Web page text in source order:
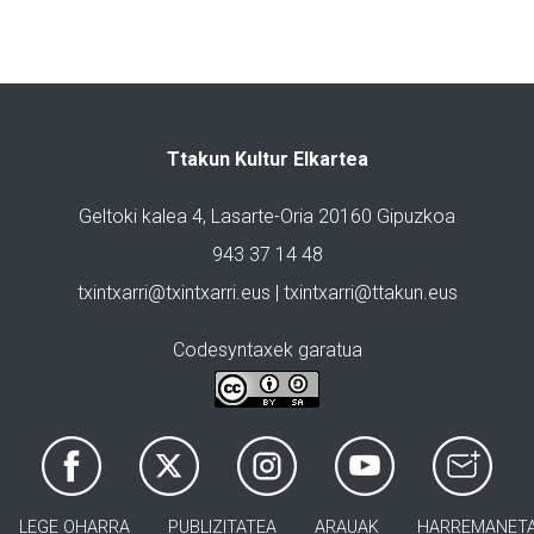
Ttakun Kultur Elkartea
Geltoki kalea 4, Lasarte-Oria 20160 Gipuzkoa
943 37 14 48
txintxarri@txintxarri.eus | txintxarri@ttakun.eus
Codesyntaxek garatua
LEGE OHARRA PUBLIZITATEA ARAUAK